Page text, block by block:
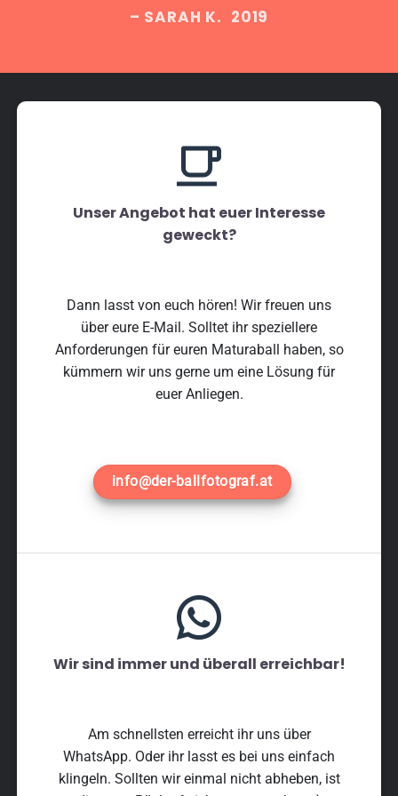
– SARAH K. 2019
Unser Angebot hat euer Interesse
geweckt?
Dann lasst von euch hören! Wir freuen uns
über eure E-Mail. Solltet ihr speziellere
Anforderungen für euren Maturaball haben, so
kümmern wir uns gerne um eine Lösung für
euer Anliegen.
info@der-ballfotograf.at
Wir sind immer und überall erreichbar!
Am schnellsten erreicht ihr uns über
WhatsApp. Oder ihr lasst es bei uns einfach
klingeln. Sollten wir einmal nicht abheben, ist